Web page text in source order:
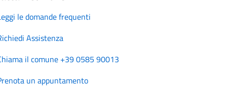
le domande frequenti
Assistenza
il comune +39 0585 90013
un appuntamento